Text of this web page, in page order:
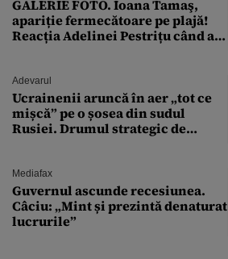
GALERIE FOTO. Ioana Tamaş,
apariție fermecătoare pe plajă!
Reacția Adelinei Pestrițu când a
Adevarul
Ucrainenii aruncă în aer „tot ce
mișcă” pe o șosea din sudul
Rusiei. Drumul strategic de
Mediafax
Guvernul ascunde recesiunea.
Câciu: „Mint și prezintă denaturat
lucrurile”